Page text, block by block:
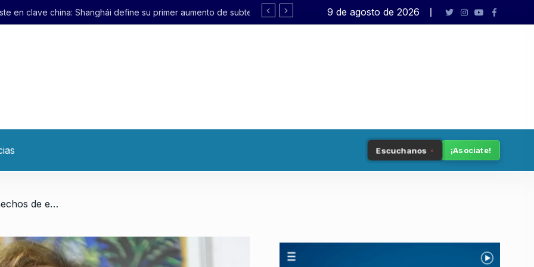
define su primer aumento de subte en 21 años Rafael Varela presenta «Big Bang»
9 de agosto de 2026
Escuchanos ¡Asociate!
/ Garré: «La Corte comete hechos de enorme gravedad institucional»